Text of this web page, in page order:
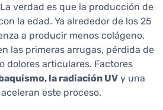
verdad es que la producción de
la edad. Ya alrededor de los 25
a producir menos colágeno,
las primeras arrugas, pérdida de
dolores articulares. Factores
la radiación UV y una
este proceso.